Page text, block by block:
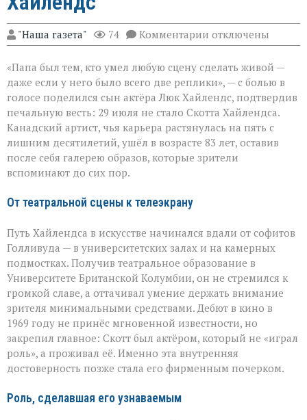
"Наша газета" 74 Комментарии к
записи
умел
делать
второстепенное
незабываемым»:
ушёл
Скотт
Хайлендс
отключены
«Папа был тем, кто умел любую сцену сделать живой —
даже если у него было всего две реплики», — с болью в
голосе поделился сын актёра Люк Хайлендс, подтвердив
печальную весть: 29 июля не стало Скотта Хайлендса.
Канадский артист, чья карьера растянулась на пять с
лишним десятилетий, ушёл в возрасте 83 лет, оставив
после себя галерею образов, которые зрители
вспоминают до сих пор.
От театральной сцены к телеэкрану
Путь Хайлендса в искусстве начинался вдали от софитов
Голливуда — в университетских залах и на камерных
подмостках. Получив театральное образование в
Университете Британской Колумбии, он не стремился к
громкой славе, а оттачивал умение держать внимание
зрителя минимальными средствами. Дебют в кино в
1969 году не принёс мгновенной известности, но
закрепил главное: Скотт был актёром, который не «играл
роль», а проживал её. Именно эта внутренняя
достоверность позже стала его фирменным почерком.
Роль, сделавшая его узнаваемым